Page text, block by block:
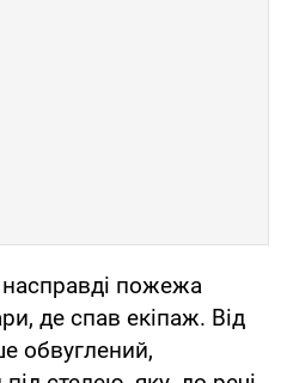
пожежа
де спав екіпаж. Від
обвуглений,